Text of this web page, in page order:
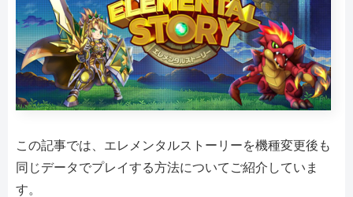
この記事では、エレメンタルストーリーを機種変更後も
同じデータでプレイする方法についてご紹介していま
す。